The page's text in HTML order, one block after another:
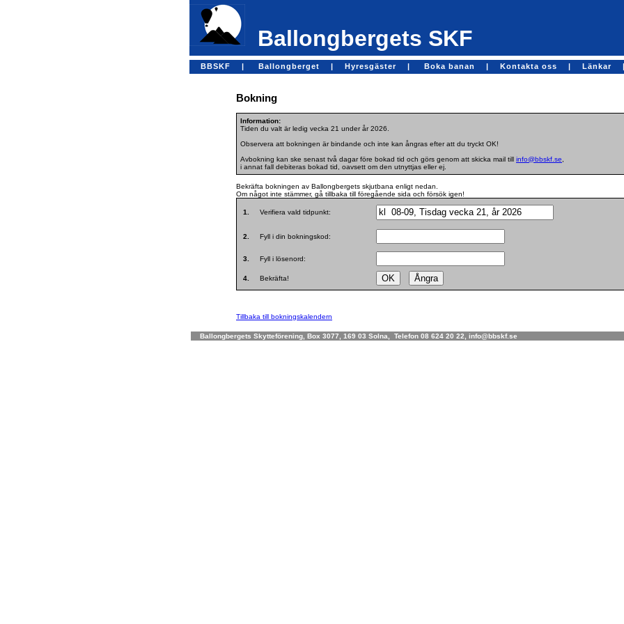
Ballongbergets SKF
BBSKF | Ballongberget | Hyresgäster | Boka banan | Kontakta oss | Länkar |
Bokning
Information:
Tiden du valt är ledig vecka 21 under år 2026.
Observera att bokningen är bindande och inte kan ångras efter att du tryckt OK!
Avbokning kan ske senast två dagar före bokad tid och görs genom att skicka mail till info@bbskf.se
i annat fall debiteras bokad tid, oavsett om den utnyttjas eller ej.
Bekräfta bokningen av Ballongbergets skjutbana enligt nedan.
Om något inte stämmer, gå tillbaka till föregående sida och försök igen!
1. Verifiera vald tidpunkt:
2. Fyll i din bokningskod:
3. Fyll i lösenord:
4. Bekräfta!
Tillbaka till bokningskalendern
Ballongbergets Skytteförening, Box 3077, 169 03 Solna, Telefon 08 624 20 22, info@bbskf.se